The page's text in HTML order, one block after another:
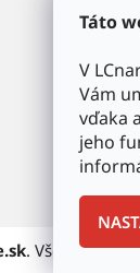
Táto
V
Vám
vďaka
jeho
. Všetky práva